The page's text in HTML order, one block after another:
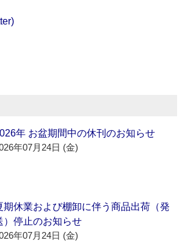
年 お盆期間中の休刊のお知らせ
年07月24日 (金)
期休業および棚卸に伴う商品出荷（発
）停止のお知らせ
年07月24日 (金)